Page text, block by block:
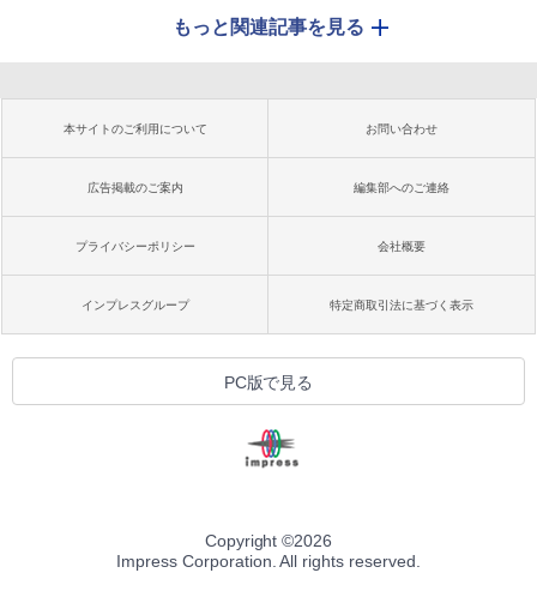
もっと関連記事を見る
本サイトのご利用について お問い合わせ
広告掲載のご案内 編集部へのご連絡
プライバシーポリシー 会社概要
インプレスグループ 特定商取引法に基づく表示
PC版で見る
Copyright ©2026
Impress Corporation. All rights reserved.